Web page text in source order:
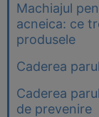
Machiajul
acneica: ce
produsele
Caderea
Caderea
de prevenire